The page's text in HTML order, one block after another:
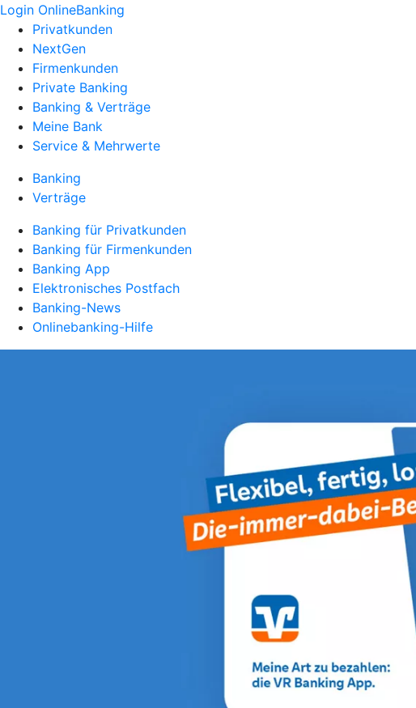
Login OnlineBanking
Privatkunden
NextGen
Firmenkunden
Private Banking
Banking & Verträge
Meine Bank
Service & Mehrwerte
Banking
Verträge
Banking für Privatkunden
Banking für Firmenkunden
Banking App
Elektronisches Postfach
Banking-News
Onlinebanking-Hilfe